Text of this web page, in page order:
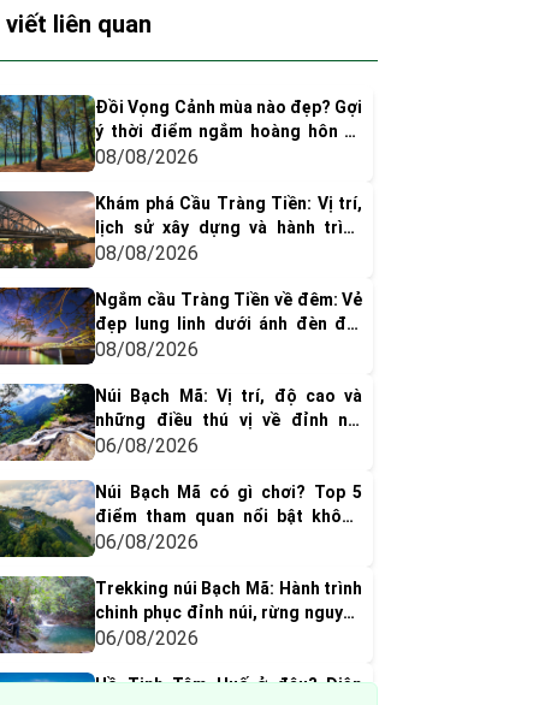
viết liên quan
Đồi Vọng Cảnh mùa nào đẹp? Gợi
ý thời điểm ngắm hoàng hôn và
chụp ảnh siêu "dính"
08/08/2026
Khám phá Cầu Tràng Tiền: Vị trí,
lịch sử xây dựng và hành trình
hơn một thế kỷ
08/08/2026
Ngắm cầu Tràng Tiền về đêm: Vẻ
đẹp lung linh dưới ánh đèn đổi
màu
08/08/2026
Núi Bạch Mã: Vị trí, độ cao và
những điều thú vị về đỉnh núi
huyền thoại xứ Huế
06/08/2026
Núi Bạch Mã có gì chơi? Top 5
điểm tham quan nổi bật không
thể bỏ qua
06/08/2026
Trekking núi Bạch Mã: Hành trình
chinh phục đỉnh núi, rừng nguyên
sinh & thác nước tuyệt đẹp
06/08/2026
Hồ Tịnh Tâm Huế ở đâu? Diện